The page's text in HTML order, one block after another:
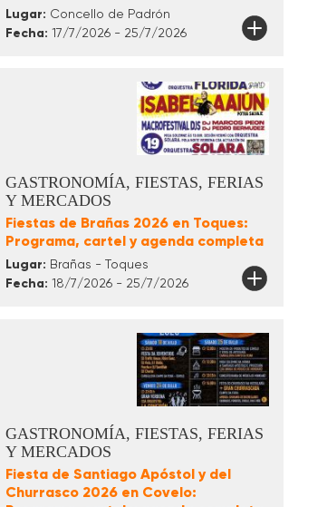
Lugar: Concello de Padrón
Fecha: 17/7/2026 - 25/7/2026
GASTRONOMÍA, FIESTAS, FERIAS
Y MERCADOS
Fiestas de Brañas 2026 en Toques:
Programa, cartel y agenda completa
Lugar: Brañas - Toques
Fecha: 18/7/2026 - 25/7/2026
GASTRONOMÍA, FIESTAS, FERIAS
Y MERCADOS
Fiesta de Santiago Apóstol y del
Churrasco 2026 en Covelo: